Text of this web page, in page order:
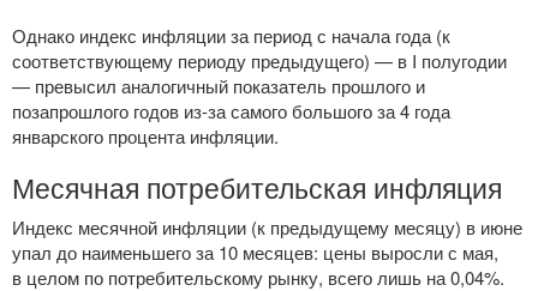
Однако индекс инфляции за период с начала года (к
соответствующему периоду предыдущего) — в I полугодии
— превысил аналогичный показатель прошлого и
позапрошлого годов из-засамого большого за 4 года
январского процента инфляции.
Месячная потребительская инфляция
Индекс месячной инфляции (к предыдущему месяцу) в июне
упал до наименьшего за 10 месяцев: цены выросли с мая,
в целом по потребительскому рынку, всего лишь на 0,04%.